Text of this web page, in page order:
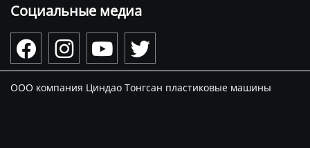
Социальные медиа
   
ООО компания Циндао Тонгсан пластиковые машины